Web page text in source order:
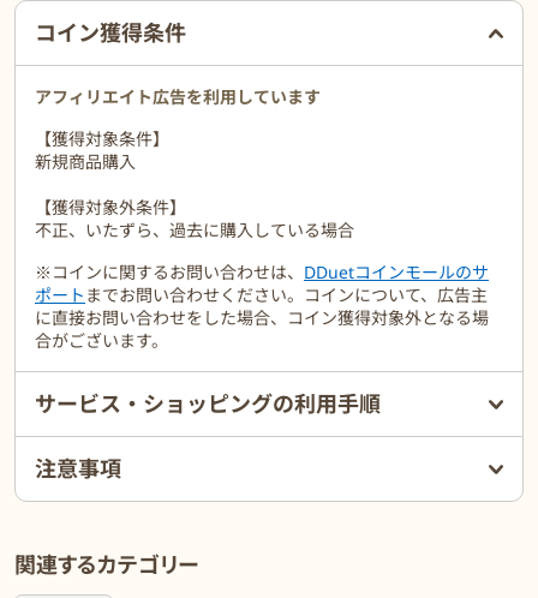
ご利用前に必ずお読みください
コイン獲得条件
アフィリエイト広告を利用しています
【獲得対象条件】
新規商品購入
【獲得対象外条件】
不正、いたずら、過去に購入している場合
※コインに関するお問い合わせは、 DDuetコインモールのサ
ポート までお問い合わせください。コインについて、広告主
に直接お問い合わせをした場合、コイン獲得対象外となる場
合がございます。
サービス・ショッピングの利用手順
注意事項
関連するカテゴリー